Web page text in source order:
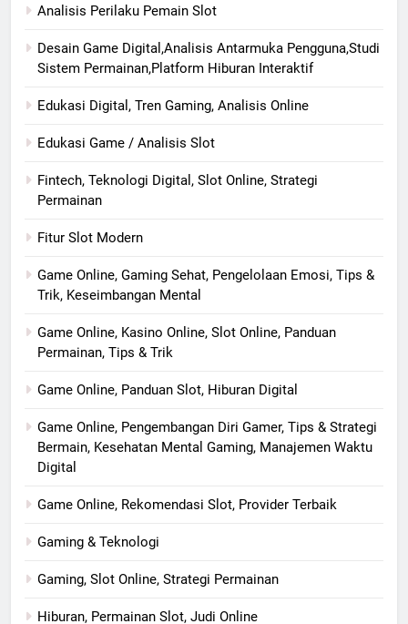
Analisis Perilaku Pemain Slot
Desain Game Digital,Analisis Antarmuka Pengguna,Studi
Sistem Permainan,Platform Hiburan Interaktif
Edukasi Digital, Tren Gaming, Analisis Online
Edukasi Game / Analisis Slot
Fintech, Teknologi Digital, Slot Online, Strategi
Permainan
Fitur Slot Modern
Game Online, Gaming Sehat, Pengelolaan Emosi, Tips &
Trik, Keseimbangan Mental
Game Online, Kasino Online, Slot Online, Panduan
Permainan, Tips & Trik
Game Online, Panduan Slot, Hiburan Digital
Game Online, Pengembangan Diri Gamer, Tips & Strategi
Bermain, Kesehatan Mental Gaming, Manajemen Waktu
Digital
Game Online, Rekomendasi Slot, Provider Terbaik
Gaming & Teknologi
Gaming, Slot Online, Strategi Permainan
Hiburan, Permainan Slot, Judi Online